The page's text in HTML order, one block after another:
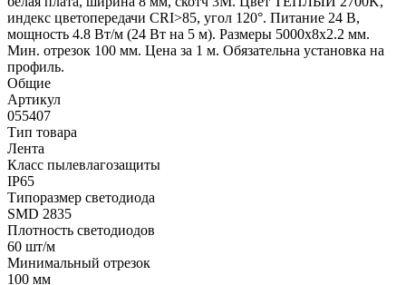
индекс цветопередачи CRI>85, угол 120°. Питание 24 В,
мощность 4.8 Вт/м (24 Вт на 5 м). Размеры 5000x8x2.2 мм.
Мин. отрезок 100 мм. Цена за 1 м. Обязательна установка на
профиль.
Общие
Артикул
055407
Тип товара
Лента
Класс пылевлагозащиты
IP65
Типоразмер светодиода
SMD 2835
Плотность светодиодов
60 шт/м
Минимальный отрезок
100 мм